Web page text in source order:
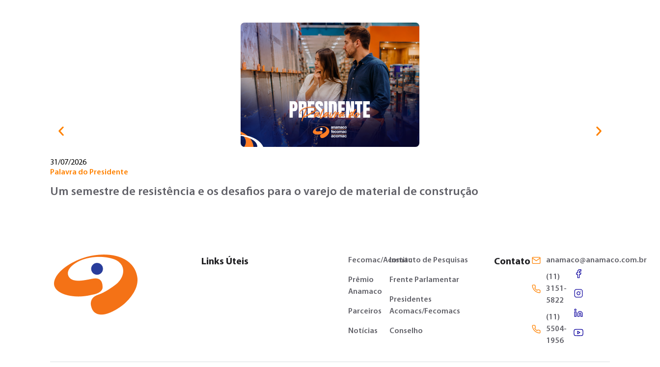
31/07/2026
Palavra do Presidente
Um semestre de resistência e os desafios para o varejo de material de construção
Links Úteis Fecomac/Acomac
Prêmio
Anamaco
Parceiros
Notícias
Instituto de Pesquisas
Frente Parlamentar
Presidentes
Acomacs/Fecomacs
Conselho
Contato anamaco@anamaco.com.br
(11)
3151-
5822
(11)
5504-
1956